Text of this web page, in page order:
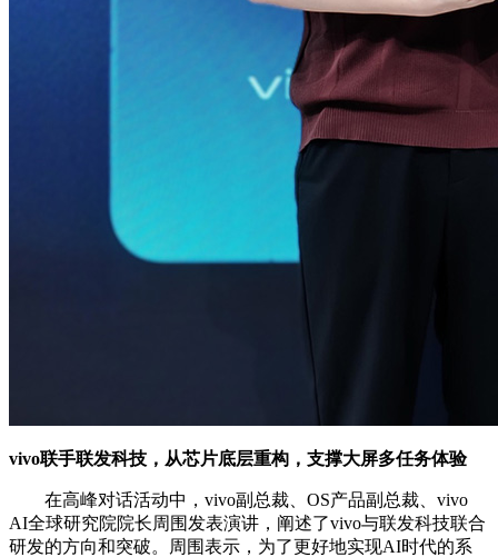
vivo联手联发科技，从芯片底层重构，支撑大屏多任务体验
在高峰对话活动中，vivo副总裁、OS产品副总裁、vivo
AI全球研究院院长周围发表演讲，阐述了vivo与联发科技联合
研发的方向和突破。周围表示，为了更好地实现AI时代的系